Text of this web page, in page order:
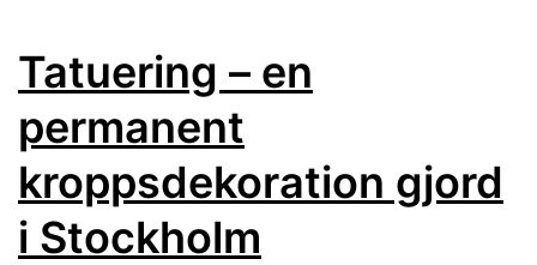
Tatuering – en
permanent
kroppsdekoration gjord
i Stockholm